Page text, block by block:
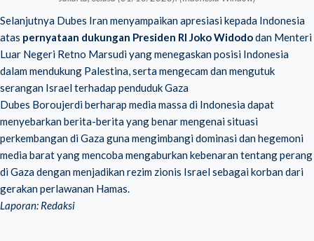
Selanjutnya Dubes Iran menyampaikan apresiasi kepada Indonesia
atas pernyataan dukungan Presiden RI Joko Widododan Menteri
Luar Negeri Retno Marsudi yang menegaskan posisi Indonesia
dalam mendukung Palestina, serta mengecam dan mengutuk
serangan Israel terhadap penduduk Gaza
Dubes Boroujerdi berharap media massa di Indonesia dapat
menyebarkan berita-berita yang benar mengenai situasi
perkembangan di Gaza guna mengimbangi dominasi dan hegemoni
media barat yang mencoba mengaburkan kebenaran tentang perang
di Gaza dengan menjadikan rezim zionis Israel sebagai korban dari
gerakan perlawanan Hamas.
Laporan: Redaksi